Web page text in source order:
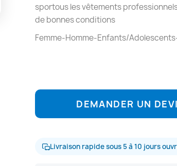
sportous les vêtements
de bonnes conditions
Femme-Homme-Enfants/
DEMANDER UN
Livraison rapide sous 5 à 10 jours